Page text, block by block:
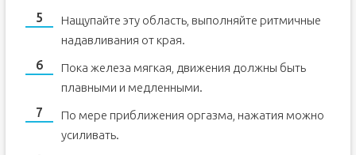
Нащупайте эту область, выполняйте ритмичные
надавливания от края.
Пока железа мягкая, движения должны быть
плавными и медленными.
По мере приближения оргазма, нажатия можно
усиливать.